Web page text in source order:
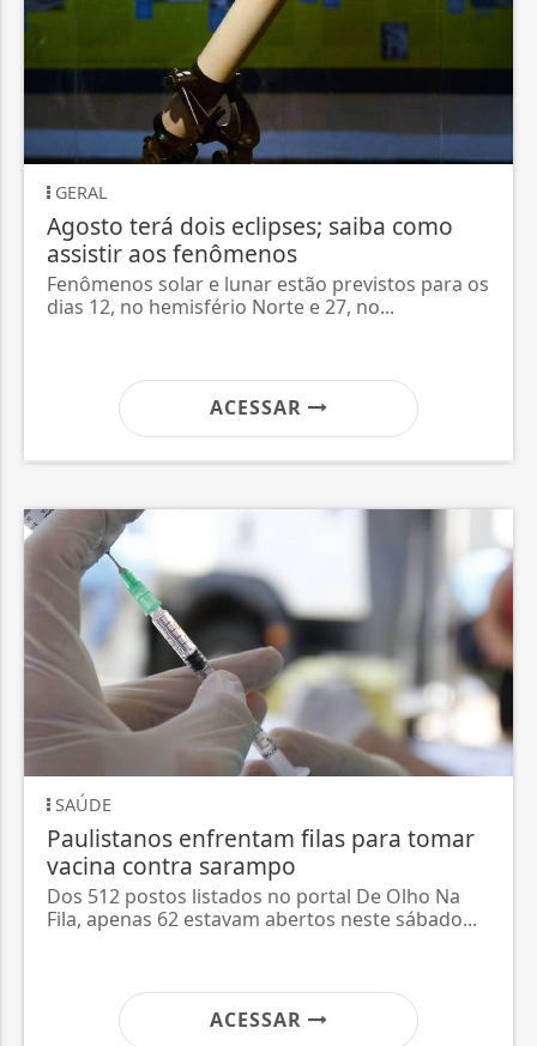
GERAL
Agosto terá dois eclipses; saiba como
assistir aos fenômenos
Fenômenos solar e lunar estão previstos para os
dias 12, no hemisfério Norte e 27, no...
ACESSAR
SAÚDE
Paulistanos enfrentam filas para tomar
vacina contra sarampo
Dos 512 postos listados no portal De Olho Na
Fila, apenas 62 estavam abertos neste sábado...
ACESSAR